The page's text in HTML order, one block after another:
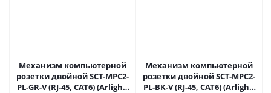
Механизм компьютерной
розетки двойной SCT-MPC2-
PL-GR-V (RJ-45, CAT6) (Arlight,
Механизм компьютерной
розетки двойной SCT-MPC2-
PL-BK-V (RJ-45, CAT6) (Arlight,